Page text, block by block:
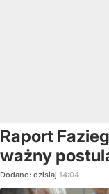
Raport
ważny
Dodano: dzisiaj 14:04